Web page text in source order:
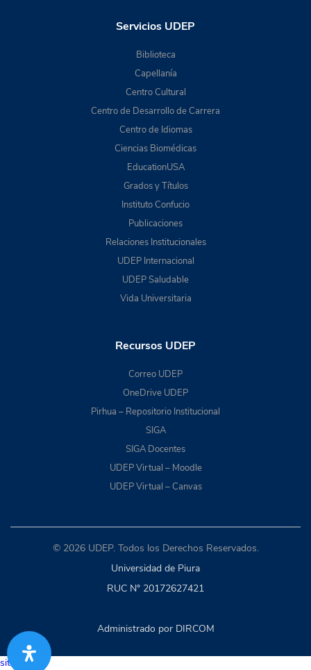
Servicios UDEP
Biblioteca
Capellanía
Centro Cultural
Centro de Desarrollo de Carrera
Centro de Idiomas
Ciencias Biomédicas
EducationUSA
Grados y Títulos
Instituto Confucio
Publicaciones
Relaciones Institucionales
UDEP Internacional
UDEP Saludable
Vida Universitaria
Recursos UDEP
Correo UDEP
OneDrive UDEP
Pirhua – Repositorio Institucional
SIGA
SIGA Docentes
UDEP Virtual – Moodle
UDEP Virtual – Canvas
© 2026 UDEP. Todos los Derechos Reservados.
Universidad de Piura
RUC N° 20172627421
Administrado por DIRCOM
situs togel